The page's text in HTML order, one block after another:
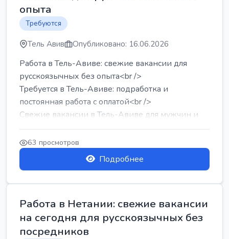
опыта
Требуются
Тель Авив Опубликовано: 16.06.2026
Работа в Тель-Авиве: свежие вакансии для
русскоязычных без опыта<br />
Требуется в Тель-Авиве: подработка и
постоянная работа с оплатой<br />
Свежие вакансии в Тель-Авиве для мужчин и
женщин от хозя...
63 просмотров
Подробнее
Работа в Нетании: свежие вакансии
на сегодня для русскоязычных без
посредников